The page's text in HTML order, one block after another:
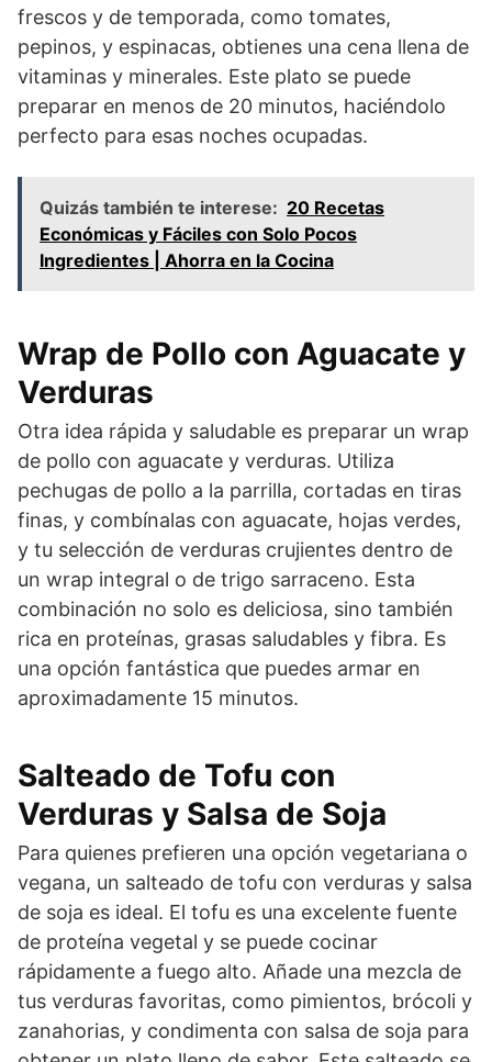
frescos y de temporada, como tomates,
pepinos, y espinacas, obtienes una cena llena de
vitaminas y minerales. Este plato se puede
preparar en menos de 20 minutos, haciéndolo
perfecto para esas noches ocupadas.
Quizás también te interese: 20 Recetas
Económicas y Fáciles con Solo Pocos
Ingredientes | Ahorra en la Cocina
Wrap de Pollo con Aguacate y
Verduras
Otra idea rápida y saludable es preparar un wrap
de pollo con aguacate y verduras. Utiliza
pechugas de pollo a la parrilla, cortadas en tiras
finas, y combínalas con aguacate, hojas verdes,
y tu selección de verduras crujientes dentro de
un wrap integral o de trigo sarraceno. Esta
combinación no solo es deliciosa, sino también
rica en proteínas, grasas saludables y fibra. Es
una opción fantástica que puedes armar en
aproximadamente 15 minutos.
Salteado de Tofu con
Verduras y Salsa de Soja
Para quienes prefieren una opción vegetariana o
vegana, un salteado de tofu con verduras y salsa
de soja es ideal. El tofu es una excelente fuente
de proteína vegetal y se puede cocinar
rápidamente a fuego alto. Añade una mezcla de
tus verduras favoritas, como pimientos, brócoli y
zanahorias, y condimenta con salsa de soja para